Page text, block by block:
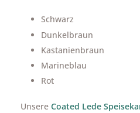
Schwarz
Dunkelbraun
Kastanienbraun
Marineblau
Rot
Unsere Coated Lede